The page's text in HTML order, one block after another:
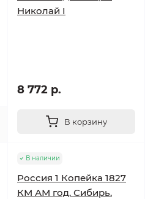
Николай I
8 772 р.
В корзину
В наличии
Россия 1 Копейка 1827
КМ АМ год. Сибирь.